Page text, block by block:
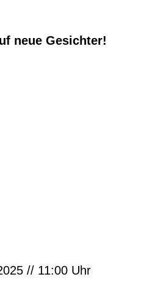
neue Gesichter!
// 11:00 Uhr